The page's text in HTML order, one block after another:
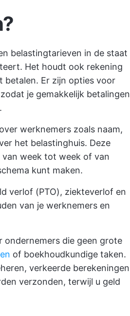
belastingtarieven in de staat
Het houdt ook rekening
betalen. Er zijn opties voor
je gemakkelijk betalingen
werknemers zoals naam,
het belastinghuis. Deze
week tot week of van
kunt maken.
verlof (PTO), ziekteverlof en
van je werknemers en
ondernemers die geen grote
of boekhoudkundige taken.
verkeerde berekeningen
verzonden, terwijl u geld